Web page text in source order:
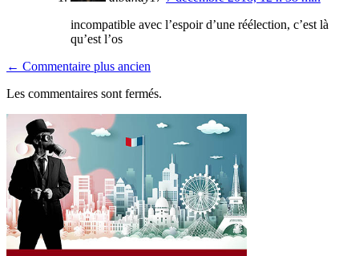
incompatible avec l’espoir d’une réélection, c’est là
qu’est l’os
← Commentaire plus ancien
Les commentaires sont fermés.